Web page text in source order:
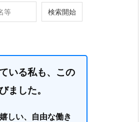
いる私も、この
ました。
しい、自由な働き